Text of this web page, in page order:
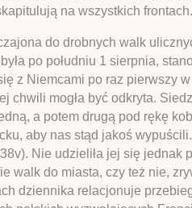
na wszystkich frontach.
do drobnych walk
po południu 1 sierpnia,
z Niemcami po raz pierwszy
chwili mogła być odkryta.
a potem drugą pod rękę
aby nas stąd jakoś
Nie udzieliła jej się
walk do miasta, czy też nie,
dziennika relacjonuje